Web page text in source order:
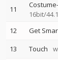
11
16bit/
12 Get
13
Touch